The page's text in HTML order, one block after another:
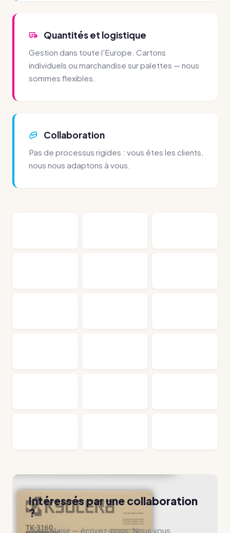
Quantités et logistique
Gestion dans toute l'Europe. Cartons
individuels ou marchandise sur palettes — nous
sommes flexibles.
Collaboration
Pas de processus rigides : vous êtes les clients,
nous nous adaptons à vous.
Intéressés par une collaboration
?
Avec plaisir — écrivez-nous. Nous vous